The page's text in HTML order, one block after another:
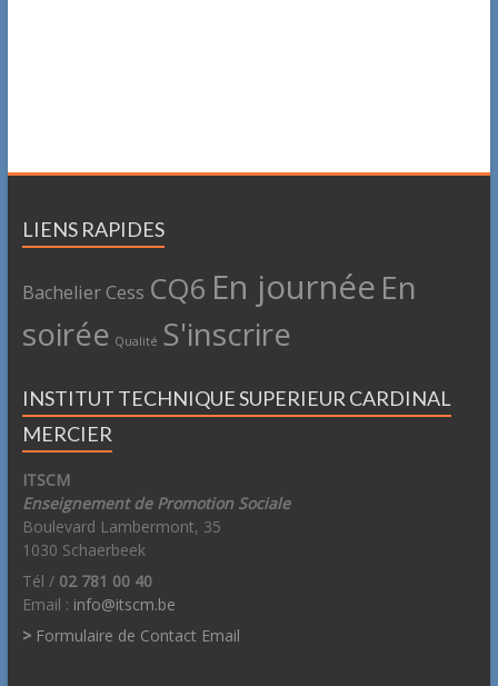
LIENS RAPIDES
Bachelier Cess CQ6 En journée En
soirée Qualité S'inscrire
INSTITUT TECHNIQUE SUPERIEUR CARDINAL
MERCIER
ITSCM
Enseignement de Promotion Sociale
Boulevard Lambermont, 35
1030 Schaerbeek
Tél / 02 781 00 40
Email : info@itscm.be
>Formulaire de Contact Email